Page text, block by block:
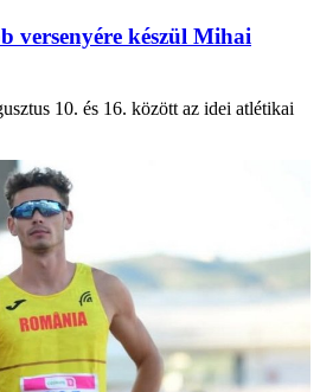
versenyére készül Mihai
10. és 16. között az idei atlétikai